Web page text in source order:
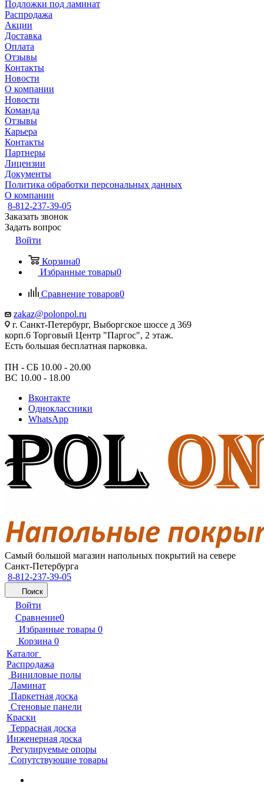
Подложки под ламинат
Распродажа
Акции
Доставка
Оплата
Отзывы
Контакты
Новости
О компании
Новости
Команда
Отзывы
Карьера
Контакты
Партнеры
Лицензии
Документы
Политика обработки персональных данных
О компании
8-812-237-39-05
Заказать звонок
Задать вопрос
Войти
Корзина0
Избранные товары0
Сравнение товаров0
zakaz@polonpol.ru
г. Санкт-Петербург, Выборгское шоссе д 369
корп.6 Торговый Центр "Паргос", 2 этаж.
Есть большая бесплатная парковка.
ПН - СБ 10.00 - 20.00
ВС 10.00 - 18.00
Вконтакте
Одноклассники
WhatsApp
Самый большой магазин напольных покрытий на севере
Санкт-Петербурга
8-812-237-39-05
Поиск
Войти
Сравнение0
Избранные товары 0
Корзина 0
Каталог
Распродажа
Виниловые полы
Ламинат
Паркетная доска
Стеновые панели
Краски
Террасная доска
Инженерная доска
Регулируемые опоры
Сопутствующие товары